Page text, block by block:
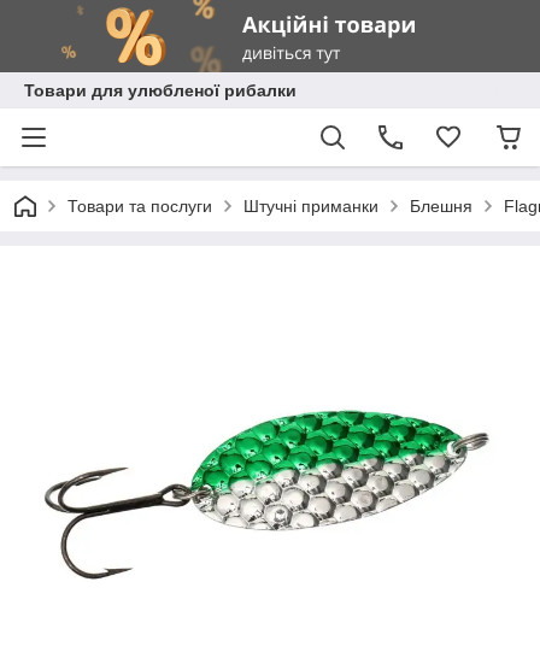
Товари для улюбленої рибалки
Товари та послуги Штучні приманки Блешня